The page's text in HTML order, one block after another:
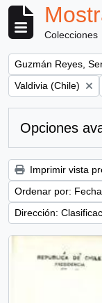
Colecciones
Remove filter:
Guzmán Reyes,
Remove filter:
Valdivia (Chile)
Opciones
Imprimir vista
Ordenar por:
Dirección: